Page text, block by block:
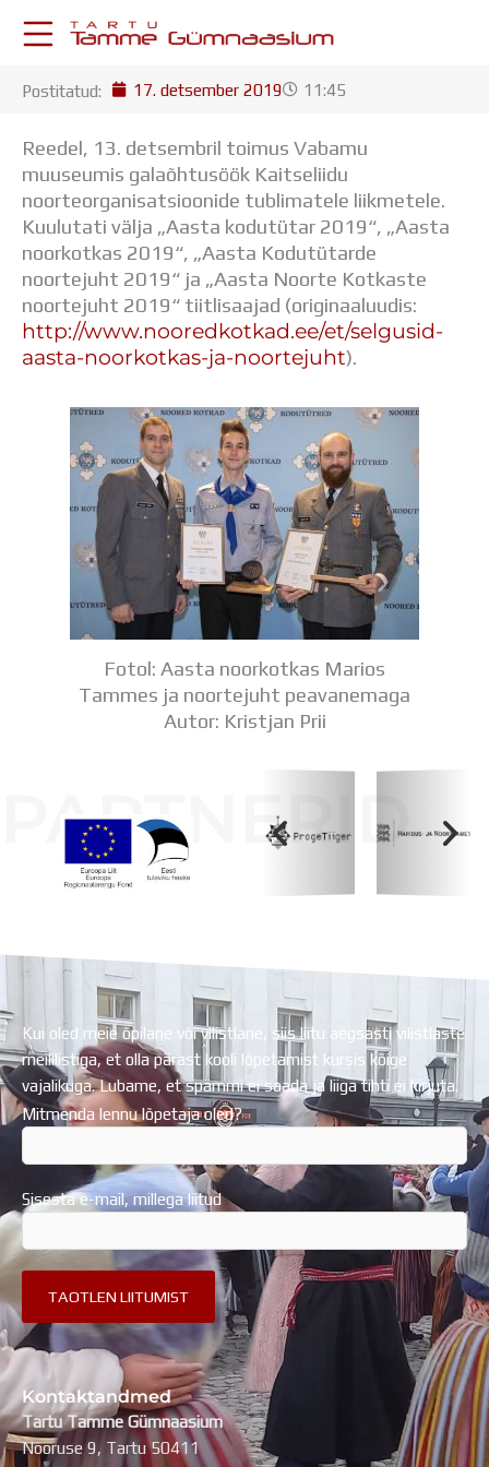
KESKKONNAD
Postkast
Drive
Tamme TV
Tamme Leht
Kooliraadio
Koorilaul
ÕPPETÖÖ
Tunniplaan
Ainepassid
Huviringid
Õpilastööd (UPT)
Distantsõpe
Kodukord
Projektid
ÜLDINFO
Sisseastumine
Meie kool
Dokumendid
Uudised
Lapsevanemale
Õpilasesindus
Kontaktid
Tööpakkumised
Postitatud: 17. detsember 2019 11:45
Reedel, 13. detsembril toimus Vabamu
muuseumis galaõhtusöök Kaitseliidu
noorteorganisatsioonide tublimatele liikmetele.
Kuulutati välja „Aasta kodutütar 2019“, „Aasta
noorkotkas 2019“, „Aasta Kodutütarde
noortejuht 2019“ ja „Aasta Noorte Kotkaste
noortejuht 2019“ tiitlisaajad (originaaluudis:
http://www.nooredkotkad.ee/et/selgusid-
aasta-noorkotkas-ja-noortejuht).
Fotol: Aasta noorkotkas Marios
Tammes ja noortejuht peavanemaga
Autor: Kristjan Prii
PARTNERID
Kui oled meie õpilane või vilistlane, siis liitu aegsasti vilistlaste
meililistiga, et olla pärast kooli lõpetamist kursis kõige
vajalikuga. Lubame, et spämmi ei saada ja liiga tihti ei kirjuta.
Mitmenda lennu lõpetaja oled?
Sisesta e-mail, millega liitud
Kontaktandmed
Tartu Tamme Gümnaasium
Nooruse 9, Tartu 50411